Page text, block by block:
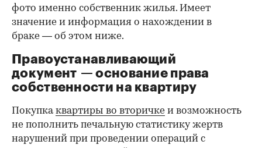
00:00 / 00:00
фото именно собственник жилья. Имеет
значение и информация о нахождении в
браке — об этом ниже.
Правоустанавливающий
документ — основание права
собственности на квартиру
Покупкаквартиры во вторичке и возможность
не пополнить печальную статистику жертв
нарушений при проведении операций с